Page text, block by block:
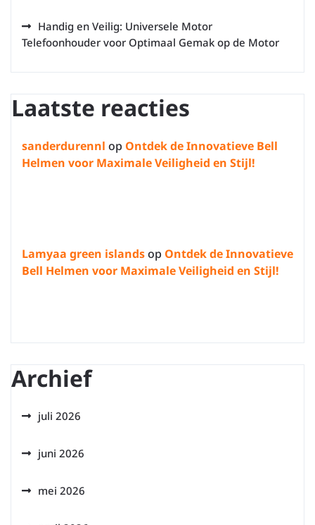
Handig en Veilig: Universele Motor
Telefoonhouder voor Optimaal Gemak op de Motor
Laatste reacties
sanderdurennl op Ontdek de Innovatieve Bell
Helmen voor Maximale Veiligheid en Stijl!
Lamyaa green islandsop Ontdek de Innovatieve
Bell Helmen voor Maximale Veiligheid en Stijl!
Archief
juli 2026
juni 2026
mei 2026